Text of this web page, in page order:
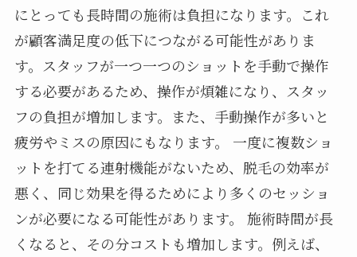
にとっても長時間の施術は負担になります。これ
が顧客満足度の低下につながる可能性がありま
す。スタッフが一つ一つのショットを手動で操作
する必要があるため、操作が煩雑になり、スタッ
フの負担が増加します。また、手動操作が多いと
疲労やミスの原因にもなります。 一度に複数ショ
ットを打てる連射機能がないため、脱毛の効率が
悪く、同じ効果を得るためにより多くのセッショ
ンが必要になる可能性があります。 施術時間が長
くなると、その分コストも増加します。例えば、